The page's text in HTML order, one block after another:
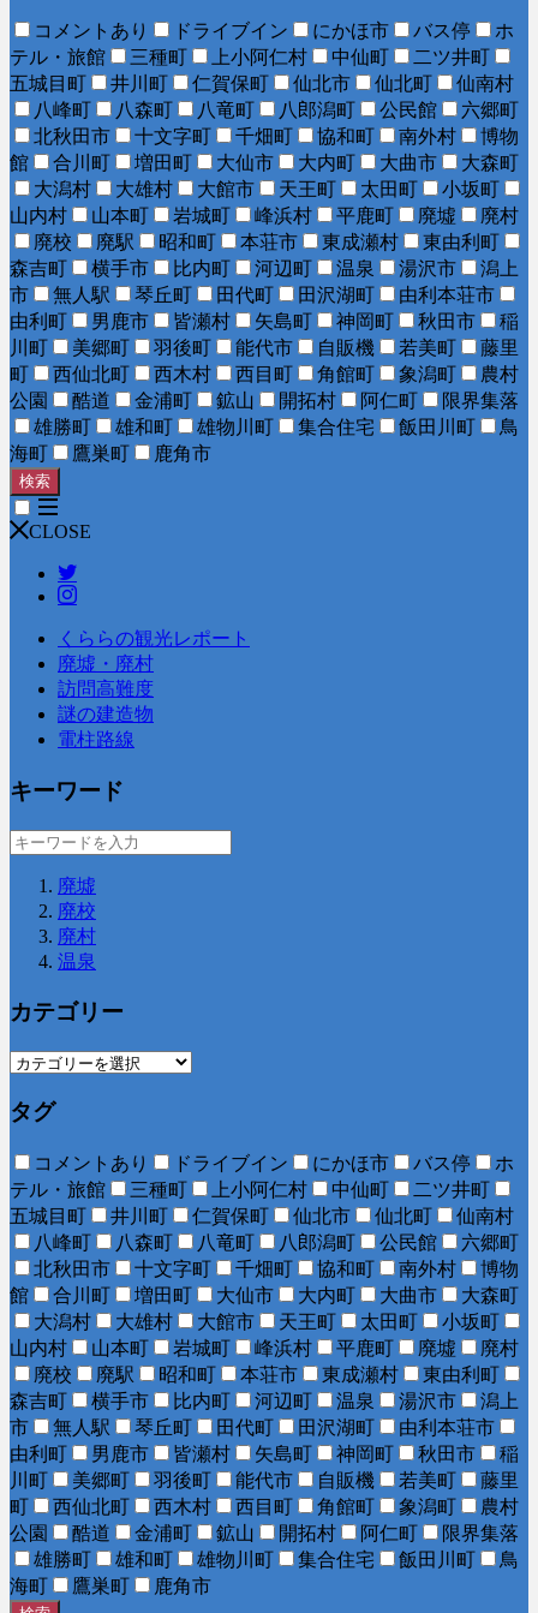
コメントあり ドライブイン にかほ市 バス停
ホ
テル・旅館
三種町 上小阿仁村 中仙町
二ツ井町
五城目町
井川町 仁賀保町 仙北市 仙北町
仙南村
八峰町
八森町 八竜町 八郎潟町 公民館
六郷町
北秋田市
十文字町 千畑町 協和町 南外村
博物
館
合川町 増田町 大仙市 大内町 大曲市
大森町
大潟村
大雄村 大館市 天王町 太田町
小坂町
山内村
山本町 岩城町 峰浜村 平鹿町 廃墟
廃村
廃校
廃駅 昭和町 本荘市 東成瀬村
東由利町
森吉町
横手市 比内町 河辺町 温泉 湯沢市
潟上
市
無人駅 琴丘町 田代町 田沢湖町
由利本荘市
由利町
男鹿市 皆瀬村 矢島町 神岡町 秋田市
稲
川町
美郷町 羽後町 能代市 自販機 若美町
藤里
町
西仙北町 西木村 西目町 角館町 象潟町
農村
公園
酷道 金浦町 鉱山 開拓村 阿仁町
限界集落
雄勝町
雄和町 雄物川町 集合住宅 飯田川町
鳥
海町
鷹巣町 鹿角市
検索
CLOSE
くららの観光レポート
廃墟・廃村
訪問高難度
謎の建造物
電柱路線
キーワード
廃墟
廃校
廃村
温泉
カテゴリー
タグ
コメントあり ドライブイン にかほ市 バス停
ホ
テル・旅館
三種町 上小阿仁村 中仙町
二ツ井町
五城目町
井川町 仁賀保町 仙北市 仙北町
仙南村
八峰町
八森町 八竜町 八郎潟町 公民館
六郷町
北秋田市
十文字町 千畑町 協和町 南外村
博物
館
合川町 増田町 大仙市 大内町 大曲市
大森町
大潟村
大雄村 大館市 天王町 太田町
小坂町
山内村
山本町 岩城町 峰浜村 平鹿町 廃墟
廃村
廃校
廃駅 昭和町 本荘市 東成瀬村
東由利町
森吉町
横手市 比内町 河辺町 温泉 湯沢市
潟上
市
無人駅 琴丘町 田代町 田沢湖町
由利本荘市
由利町
男鹿市 皆瀬村 矢島町 神岡町 秋田市
稲
川町
美郷町 羽後町 能代市 自販機 若美町
藤里
町
西仙北町 西木村 西目町 角館町 象潟町
農村
公園
酷道 金浦町 鉱山 開拓村 阿仁町
限界集落
雄勝町
雄和町 雄物川町 集合住宅 飯田川町
鳥
海町
鷹巣町 鹿角市